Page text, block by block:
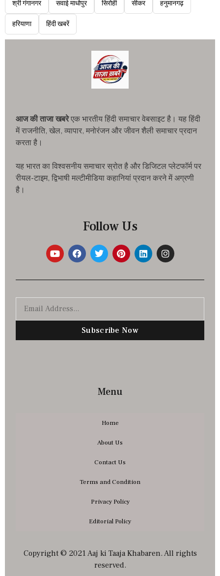
श्री गंगानगर सवाई माधोपुर सिरोही सीकर हनुमानगढ़
हरियाणा हिंदी खबरें
आज की ताजा खबरेएक भारतीय हिंदी समाचार वेबसाइट है। यह हिंदी
में राजनीति, खेल, व्यापार, मनोरंजन और जीवन शैली समाचार प्रदान
करता है।
यह भारत का विश्वसनीय समाचार स्रोत है और डिजिटल प्लेटफॉर्म पर
रीयल-टाइम, द्विभाषी मल्टीमीडिया कहानियां प्रदान करने में अग्रणी
है।
Follow Us
Subscribe Now
Menu
Home
About Us
Contact Us
Terms and Condition
Privacy Policy
Editorial Policy
Copyright © 2021 Aaj ki Taaja Khabaren. All rights
reserved.